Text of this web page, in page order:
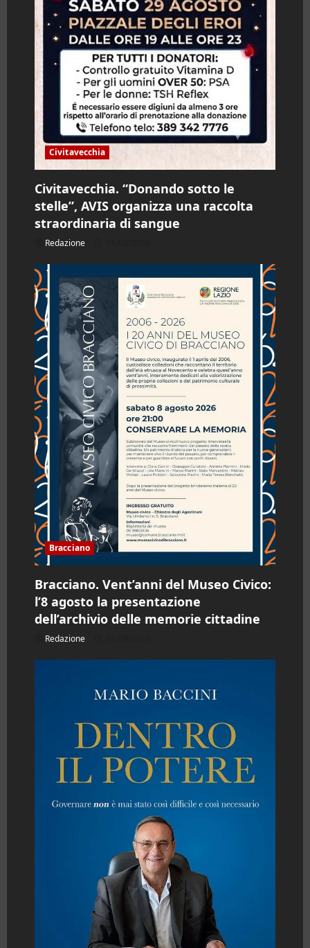
Civitavecchia
Civitavecchia. “Donando sotto le
stelle”, AVIS organizza una raccolta
straordinaria di sangue
Redazione
Bracciano
Bracciano. Vent’anni del Museo Civico:
l’8 agosto la presentazione
dell’archivio delle memorie cittadine
Redazione